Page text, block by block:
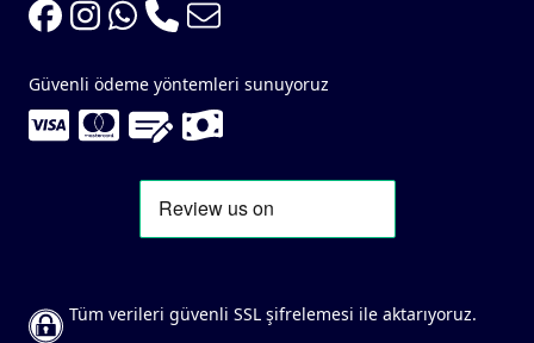
Güvenli ödeme yöntemleri sunuyoruz
Tüm verileri güvenli SSL şifrelemesi ile aktarıyoruz.